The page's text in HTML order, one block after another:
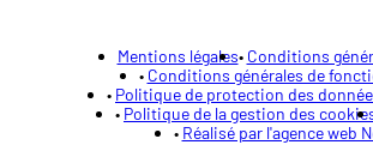
Mentions légales Conditions
Conditions générales de
Politique de protection des
Politique de la gestion des
Réalisé par l'agence web